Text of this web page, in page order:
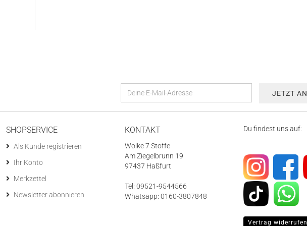
SHOPSERVICE
Als Kunde registrieren
Ihr Konto
Merkzettel
Newsletter abonnieren
KONTAKT
Wolke 7 Stoffe
Am Ziegelbrunn 19
97437 Haßfurt
Tel: 09521-9544566
Whatsapp: 0160-3807848
Du findest uns auf:
Vertrag widerrufen